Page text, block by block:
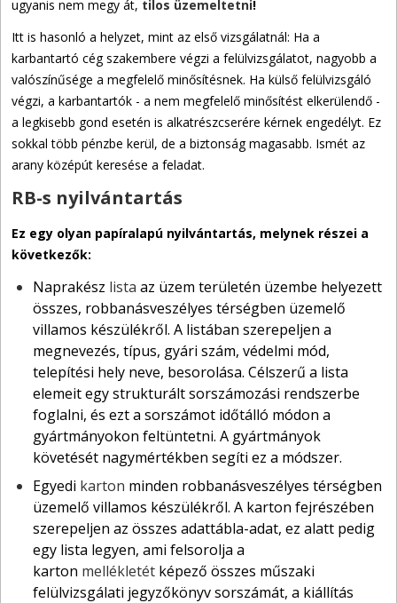
ugyanis nem megy át, tilos üzemeltetni!
Itt is hasonló a helyzet, mint az első vizsgálatnál: Ha a
karbantartó cég szakembere végzi a felülvizsgálatot, nagyobb a
valószínűsége a megfelelő minősítésnek. Ha külső felülvizsgáló
végzi, a karbantartók - a nem megfelelő minősítést elkerülendő -
a legkisebb gond esetén is alkatrészcserére kérnek engedélyt. Ez
sokkal több pénzbe kerül, de a biztonság magasabb. Ismét az
arany középút keresése a feladat.
RB-s nyilvántartás
Ez egy olyan papíralapú nyilvántartás, melynek részei a
következők:
Naprakész lista az üzem területén üzembe helyezett
összes, robbanásveszélyes térségben üzemelő
villamos készülékről. A listában szerepeljen a
megnevezés, típus, gyári szám, védelmi mód,
telepítési hely neve, besorolása. Célszerű a lista
elemeit egy strukturált sorszámozási rendszerbe
foglalni, és ezt a sorszámot időtálló módon a
gyártmányokon feltüntetni. A gyártmányok
követését nagymértékben segíti ez a módszer.
Egyedi karton minden robbanásveszélyes térségben
üzemelő villamos készülékről. A karton fejrészében
szerepeljen az összes adattábla-adat, ez alatt pedig
egy lista legyen, ami felsorolja a
karton mellékletét képező összes műszaki
felülvizsgálati jegyzőkönyv sorszámát, a kiállítás